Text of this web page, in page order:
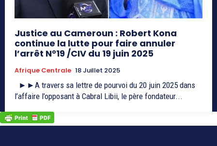
Justice au Cameroun : Robert Kona
continue la lutte pour faire annuler
l’arrêt N°19 /CIV du 19 juin 2025
Afrique Centrale 18 Juillet 2025
l’affaire l’opposant à Cabral Libii, le père fondateur...